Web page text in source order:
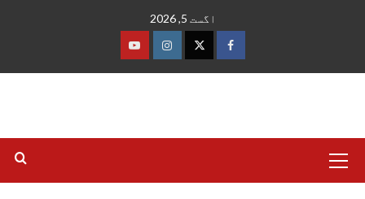
اگست 5, 2026
فیس
ٹوئٹرانسٹاگرام
یوٹیوب
Menu